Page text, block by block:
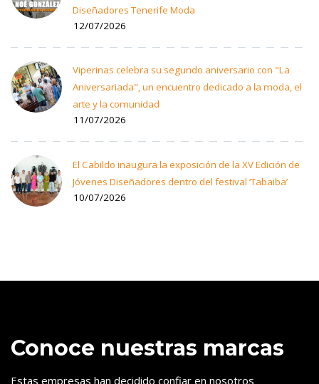
Diseñadores Tenerife Moda
12/07/2026
Viperinas celebra su segundo aniversario con "La
Aniversariada", un encuentro dedicado a la moda, el
arte y la comunidad
11/07/2026
El Cabildo inaugura la exposición de la XV Edición de
Jóvenes Diseñadores dentro del festival ‘Tabaiba’
10/07/2026
Conoce nuestras marcas
Estas empresas han decidido confiar en nosotros